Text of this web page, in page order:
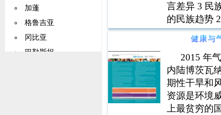
加蓬
格鲁吉亚
冈比亚
巴勒斯坦
言差异 3 民
的民族趋势
服务官僚机
健康与
2015 年
内陆博茨瓦
期性干旱和
资源是环境
上最贫穷的